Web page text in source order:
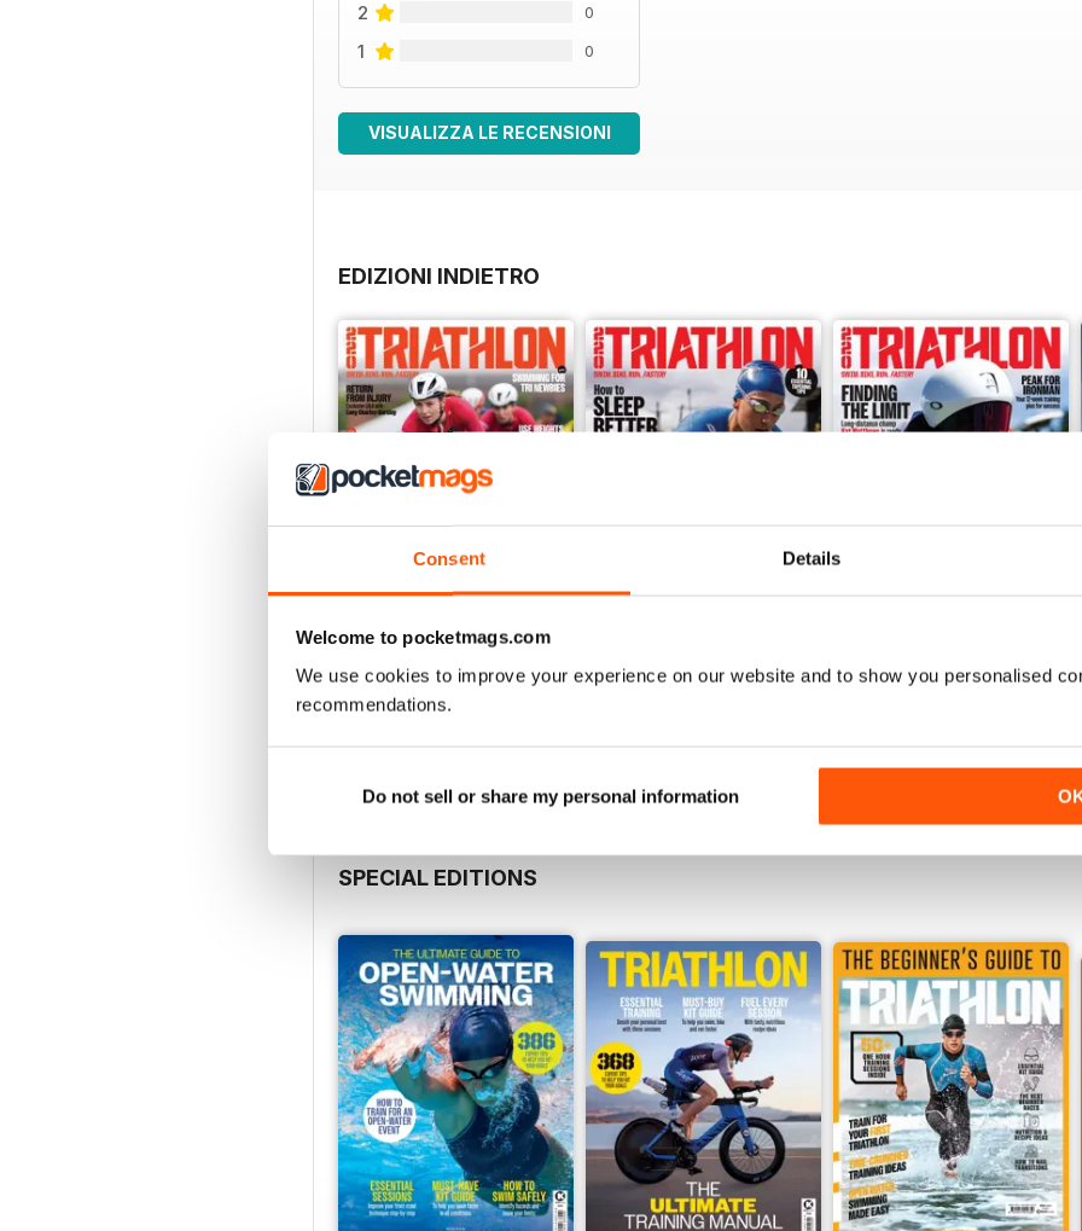
Consent Details
Welcome to pocketmags.com
We use cookies to improve your experience on our website and to show you personalised
recommendations.
Do not sell or share my personal information
2 0
1 0
VISUALIZZA LE RECENSIONI
EDIZIONI INDIETRO
July2026
Acquista per€5,99
June 2026 May 2026
SPECIAL EDITIONS